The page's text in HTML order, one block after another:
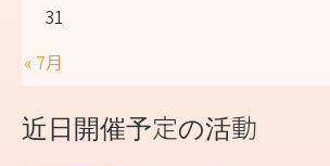
31
« 7月
近日開催予定の活動